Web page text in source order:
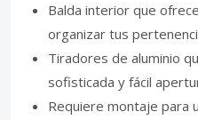
Balda interior que
organizar tus
Tiradores de aluminio
sofisticada y fácil
Requiere montaje para